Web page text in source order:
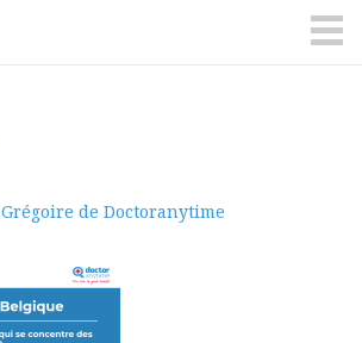
Grégoire de Doctoranytime